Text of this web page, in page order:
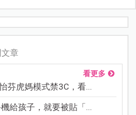
章
看更多
芬虎媽模式禁3C，看...
給孩子，就要被貼「...